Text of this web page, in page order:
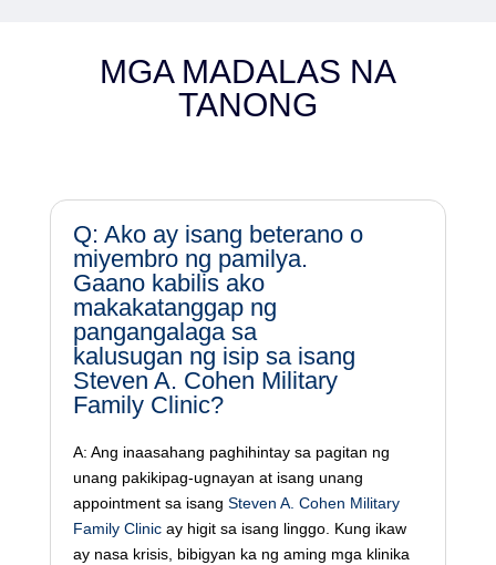
MGA MADALAS NA
TANONG
Q: Ako ay isang beterano o
miyembro ng pamilya.
Gaano kabilis ako
makakatanggap ng
pangangalaga sa
kalusugan ng isip sa isang
Steven A. Cohen Military
Family Clinic?
A: Ang inaasahang paghihintay sa pagitan ng
unang pakikipag-ugnayan at isang unang
appointment sa isang Steven A. Cohen Military
Family Clinic ay higit sa isang linggo. Kung ikaw
ay nasa krisis, bibigyan ka ng aming mga klinika